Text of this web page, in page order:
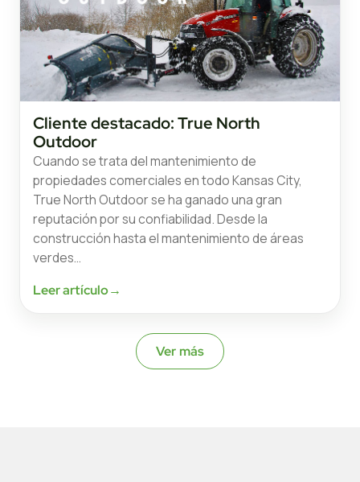
Cliente destacado: True North
Outdoor
Cuando se trata del mantenimiento de
propiedades comerciales en todo Kansas City,
True North Outdoor se ha ganado una gran
reputación por su confiabilidad. Desde la
construcción hasta el mantenimiento de áreas
verdes…
Leer artículo→
Ver más